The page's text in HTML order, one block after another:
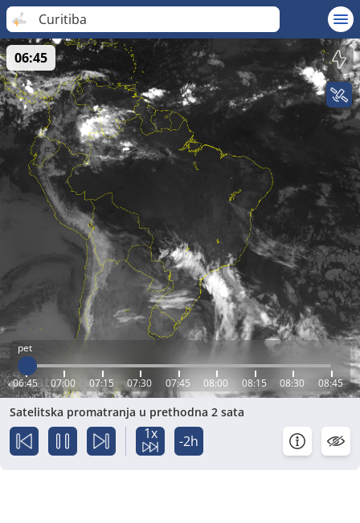
Curitiba
pet
06:45 07:00 07:15 07:30 07:45 08:00 08:15 08:30 08:45
06:45
Satelitska promatranja u prethodna 2 sata
1x -2h